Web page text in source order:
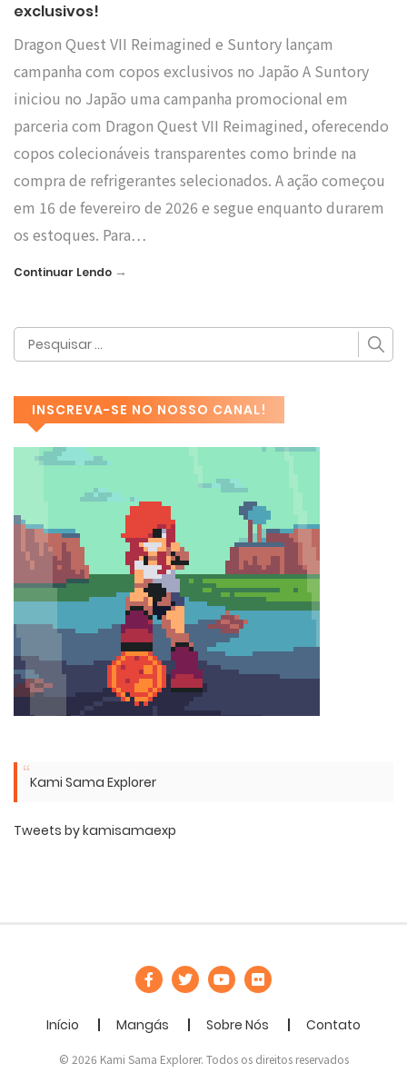
exclusivos!
Dragon Quest VII Reimagined e Suntory lançam
campanha com copos exclusivos no Japão A Suntory
iniciou no Japão uma campanha promocional em
parceria com Dragon Quest VII Reimagined, oferecendo
copos colecionáveis transparentes como brinde na
compra de refrigerantes selecionados. A ação começou
em 16 de fevereiro de 2026 e segue enquanto durarem
os estoques. Para…
Continuar Lendo →
INSCREVA-SE NO NOSSO CANAL!
Kami Sama Explorer
Tweets by kamisamaexp
Início Mangás Sobre Nós Contato
© 2026 Kami Sama Explorer. Todos os direitos reservados